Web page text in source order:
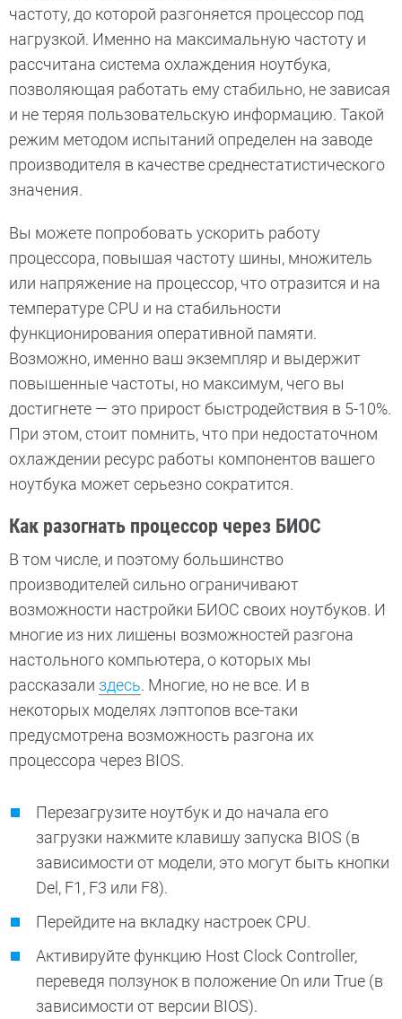
частоту, до которой разгоняется процессор под
нагрузкой. Именно на максимальную частоту и
рассчитана система охлаждения ноутбука,
позволяющая работать ему стабильно, не зависая
и не теряя пользовательскую информацию. Такой
режим методом испытаний определен на заводе
производителя в качестве среднестатистического
значения.
Вы можете попробовать ускорить работу
процессора, повышая частоту шины, множитель
или напряжение на процессор, что отразится и на
температуре CPU и на стабильности
функционирования оперативной памяти.
Возможно, именно ваш экземпляр и выдержит
повышенные частоты, но максимум, чего вы
достигнете — это прирост быстродействия в 5-10%.
При этом, стоит помнить, что при недостаточном
охлаждении ресурс работы компонентов вашего
ноутбука может серьезно сократится.
Как разогнать процессор через БИОС
В том числе, и поэтому большинство
производителей сильно ограничивают
возможности настройки БИОС своих ноутбуков. И
многие из них лишены возможностей разгона
настольного компьютера, о которых мы
рассказали здесь. Многие, но не все. И в
некоторых моделях лэптопов все-таки
предусмотрена возможность разгона их
процессора через BIOS.
Перезагрузите ноутбук и до начала его
загрузки нажмите клавишу запуска BIOS (в
зависимости от модели, это могут быть кнопки
Del, F1, F3 или F8).
Перейдите на вкладку настроек CPU.
Активируйте функцию Host Clock Controller,
переведя ползунок в положение On или True (в
зависимости от версии BIOS).